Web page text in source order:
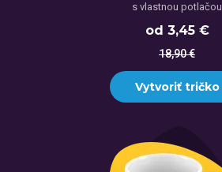
s vlastnou potlačou
od 3,45 €
18,90 €
Vytvoriť tričko